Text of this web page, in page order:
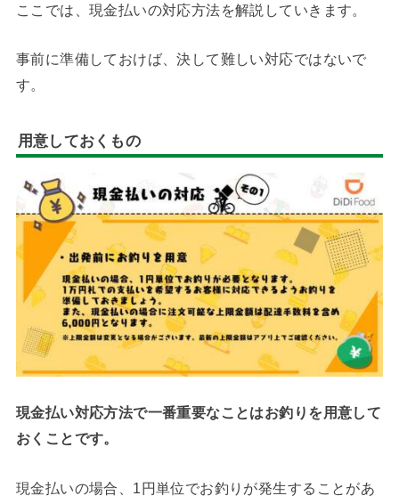
ここでは、現金払いの対応方法を解説していきます。
事前に準備しておけば、決して難しい対応ではないで
す。
用意しておくもの
現金払い対応方法で一番重要なことはお釣りを用意して
おくことです。
現金払いの場合、1円単位でお釣りが発生することがあ